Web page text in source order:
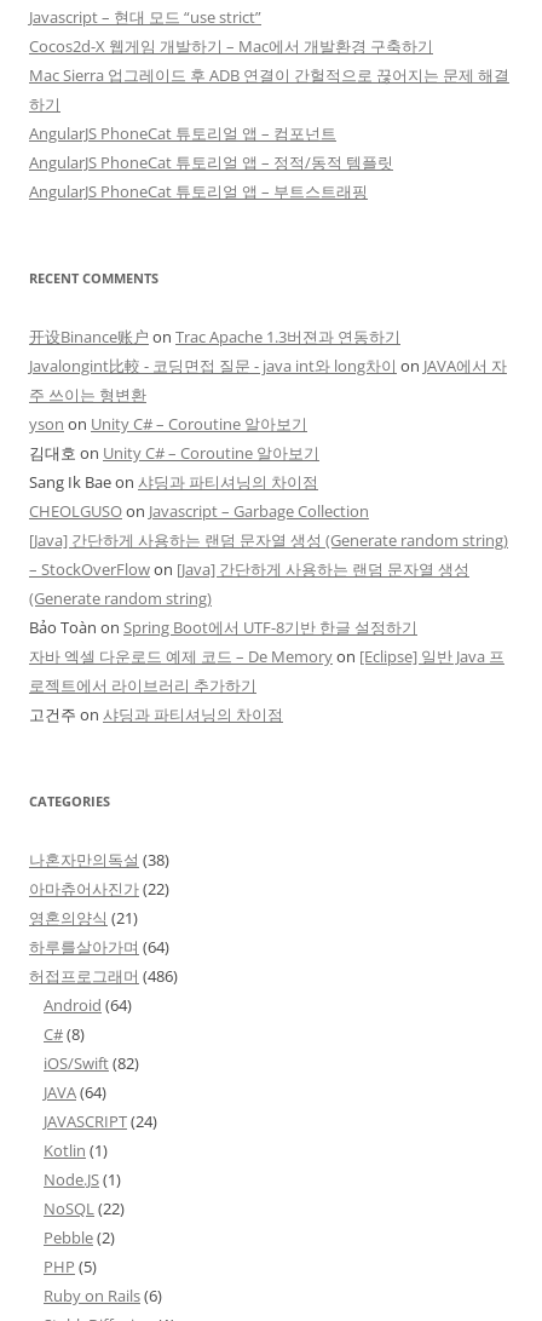
Javascript – 현대 모드 “use strict”
Cocos2d-X 웹게임 개발하기 – Mac에서 개발환경 구축하기
Mac Sierra 업그레이드 후 ADB 연결이 간헐적으로 끊어지는 문제 해결
하기
AngularJS PhoneCat 튜토리얼 앱 – 컴포넌트
AngularJS PhoneCat 튜토리얼 앱 – 정적/동적 템플릿
AngularJS PhoneCat 튜토리얼 앱 – 부트스트래핑
RECENT COMMENTS
开设Binance账户 on Trac Apache 1.3버젼과 연동하기
Javalongint比較 - 코딩면접 질문 - java int와 long차이 on JAVA에서 자
주 쓰이는 형변환
yson on Unity C# – Coroutine 알아보기
김대호 on Unity C# – Coroutine 알아보기
Sang Ik Baeon 샤딩과 파티셔닝의 차이점
CHEOLGUSOon Javascript – Garbage Collection
[Java] 간단하게 사용하는 랜덤 문자열 생성 (Generate random string)
– StockOverFlowon [Java] 간단하게 사용하는 랜덤 문자열 생성
(Generate random string)
Bảo Toàn on Spring Boot에서 UTF-8기반 한글 설정하기
자바 엑셀 다운로드 예제 코드 – De Memoryon [Eclipse] 일반 Java 프
로젝트에서 라이브러리 추가하기
고건주 on 샤딩과 파티셔닝의 차이점
CATEGORIES
나혼자만의독설 (38)
아마츄어사진가(22)
영혼의양식 (21)
하루를살아가며 (64)
허접프로그래머 (486)
Android (64)
C#(8)
iOS/Swift(82)
JAVA(64)
JAVASCRIPT(24)
Kotlin (1)
Node.JS(1)
NoSQL(22)
Pebble(2)
PHP (5)
Ruby on Rails(6)